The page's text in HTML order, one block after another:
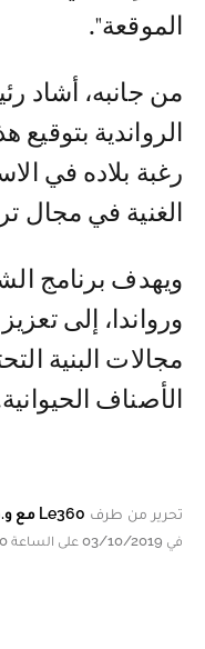
الموقعة".
من جانبه، أشاد
الرواندية
رغبة بلاده في
الغنية في مجال
ويهدف برنامج
ورواندا، إلى
مجالات البنية
الأصناف
تحرير من طرف Le360 مع و.م.ع
في 03/10/2019 على الساعة 08:00